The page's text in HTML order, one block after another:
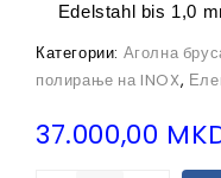
Edelstahl bis 1,0
Категории: Аголна
полирање на INOX,
37.000,00